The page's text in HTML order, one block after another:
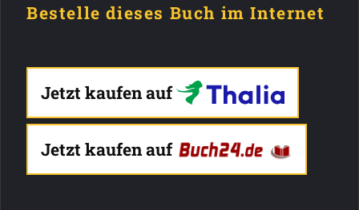
Bestelle dieses Buch im Internet
Jetzt kaufen auf
Jetzt kaufen auf